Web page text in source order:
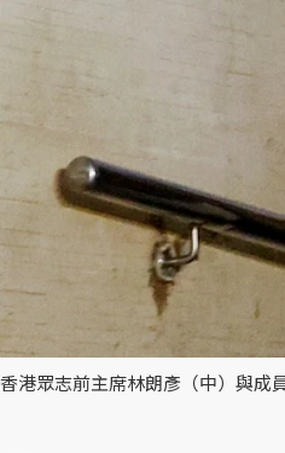
香港眾志前主席林朗彥（中）與成